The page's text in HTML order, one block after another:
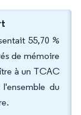
55,70 %
de mémoire
à un TCAC
du